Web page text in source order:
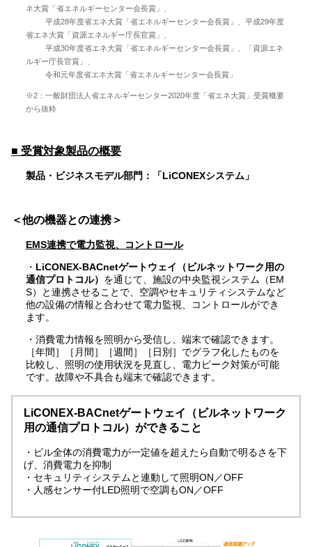
ネ大賞「省エネルギーセンター会長賞」、
平成28年度省エネ大賞「省エネルギーセンター会長賞」、平成29年度
省エネ大賞「資源エネルギー庁長官賞」、
平成30年度省エネ大賞「省エネルギーセンター会長賞」、「資源エネ
ルギー庁長官賞」、
令和元年度省エネ大賞「省エネルギーセンター会長賞」
※2：一般財団法人省エネルギーセンター2020年度「省エネ大賞」受賞概要
から抜粋
■ 受賞対象製品の概要
製品・ビジネスモデル部門：「LiCONEXシステム」
＜他の機器との連携＞
EMS連携で電力監視、コントロール
・ LiCONEX-BACnetゲートウェイ（ビルネットワーク用の
通信プロトコル） を通じて、施設の中央監視システム（EM
S）と連携させることで、空調やセキュリティシステムなど
他の設備の情報と合わせて電力監視、コントロールができ
ます。
・消費電力情報を照明から受信し、端末で確認できます。
［年間］［月間］［週間］［日別］でグラフ化したものを
比較し、照明の使用状況を見直し、電力ピーク対策が可能
です。故障や不具合も端末で確認できます。
LiCONEX-BACnetゲートウェイ（ビルネットワーク
用の通信プロトコル）ができること
・ビル全体の消費電力が一定値を超えたら自動で明るさを下
げ、消費電力を抑制
・セキュリティシステムと連動して照明ON／OFF
・人感センサー付LED照明で空調もON／OFF